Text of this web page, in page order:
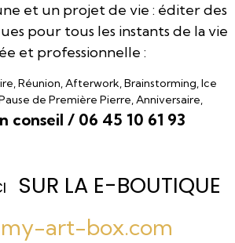
et un projet de vie : éditer des
pour tous les instants de la vie
et professionnelle :
Réunion, Afterwork, Brainstorming, Ice
de Première Pierre, Anniversaire,
conseil / 06 45 10 61 93
SUR LA E-BOUTIQUE
art-box.com